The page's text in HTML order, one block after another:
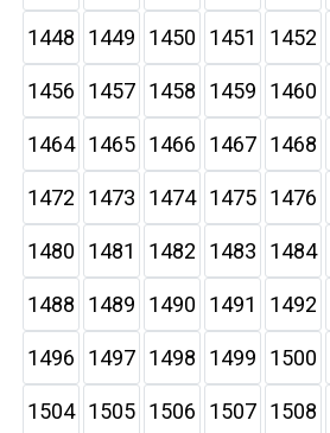
1448 1449 1450 1451 1452
1456 1457 1458 1459 1460
1464 1465 1466 1467 1468
1472 1473 1474 1475 1476
1480 1481 1482 1483 1484
1488 1489 1490 1491 1492
1496 1497 1498 1499 1500
1504 1505 1506 1507 1508